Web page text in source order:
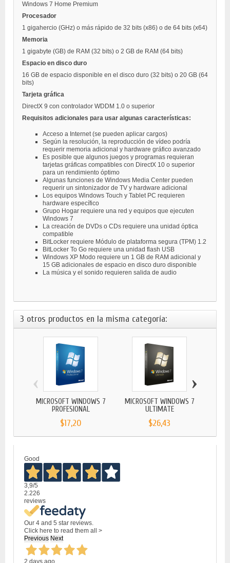
Windows 7 Home Premium
Procesador
1 gigahercio (GHz) o más rápido de 32 bits (x86) o de 64 bits (x64)
Memoria
1 gigabyte (GB) de RAM (32 bits) o 2 GB de RAM (64 bits)
Espacio en disco duro
16 GB de espacio disponible en el disco duro (32 bits) o 20 GB (64
bits)
Tarjeta gráfica
DirectX 9 con controlador WDDM 1.0 o superior
Requisitos adicionales para usar algunas características:
Acceso a Internet (se pueden aplicar cargos)
Según la resolución, la reproducción de vídeo podría
requerir memoria adicional y hardware gráfico avanzado
Es posible que algunos juegos y programas requieran
tarjetas gráficas compatibles con DirectX 10 o superior
para un rendimiento óptimo
Algunas funciones de Windows Media Center pueden
requerir un sintonizador de TV y hardware adicional
Los equipos Windows Touch y Tablet PC requieren
hardware específico
Grupo Hogar requiere una red y equipos que ejecuten
Windows 7
La creación de DVDs o CDs requiere una unidad óptica
compatible
BitLocker requiere Módulo de plataforma segura (TPM) 1.2
BitLocker To Go requiere una unidad flash USB
Windows XP Modo requiere un 1 GB de RAM adicional y
15 GB adicionales de espacio en disco duro disponible
La música y el sonido requieren salida de audio
3 otros productos en la misma categoría:
MICROSOFT WINDOWS 7
PROFESIONAL
$17,20
MICROSOFT WINDOWS 7
ULTIMATE
$26,43
‹ ›
Good
3,9/5
2.226
reviews
Our 4 and 5 star reviews.
Click here to read them all >
Previous Next
2 days ago